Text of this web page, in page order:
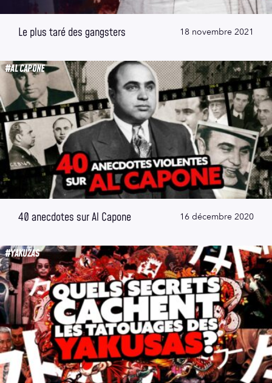
Le plus taré des gangsters 18 novembre 2021
#AL CAPONE
40 anecdotes sur Al Capone 16 décembre 2020
#YAKUZAS